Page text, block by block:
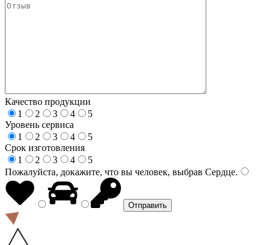
Качество продукции
1
2 3 4
5
Уровень сервиса
1
2 3 4
5
Срок изготовления
1
2 3 4
5
Пожалуйста, докажите, что вы человек, выбрав Сердце.